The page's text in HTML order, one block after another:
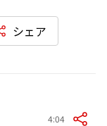
シェア
4:04